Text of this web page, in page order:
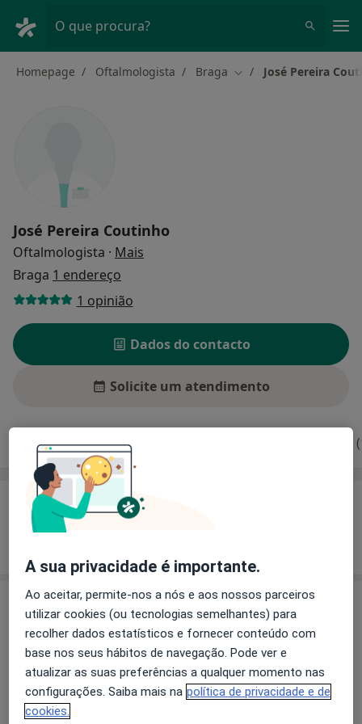
O que procura?
Homepage Oftalmologista Braga Mudar de cidade
José Pereira
José Pereira Coutinho
Oftalmologista · Mais
Braga 1 endereço
1 opinião
Dados do contacto
Solicite um atendimento
Experiência Preços Opiniões
Experiência
Preços
Sem informação sobre serviços e preços
Este especialista ainda não adicionou nenhuma
informação sobre serviços
A sua privacidade é importante.
Ao aceitar, permite-nos a nós e aos nossos parceiros
utilizar cookies (ou tecnologias semelhantes) para
recolher dados estatísticos e fornecer conteúdo com
base nos seus hábitos de navegação. Pode ver e
atualizar as suas preferências a qualquer momento nas
configurações. Saiba mais na política de privacidade e de
cookies.